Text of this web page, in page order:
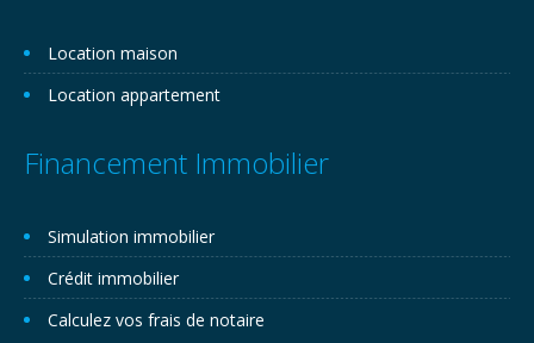
Location maison
Location appartement
Financement Immobilier
Simulation immobilier
Crédit immobilier
Calculez vos frais de notaire